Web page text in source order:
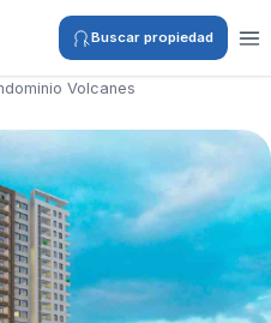
Buscar propiedad
Volcanes